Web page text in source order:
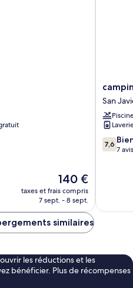
Le
nouveau
prix
de
140 €
taxes et frais compris
7 sept. - 8 sept.
san
javier
San
Javier
San
7.6
sur
7,6
7 avis
similaires
les réductions et les
bénéficier. Plus de récompenses